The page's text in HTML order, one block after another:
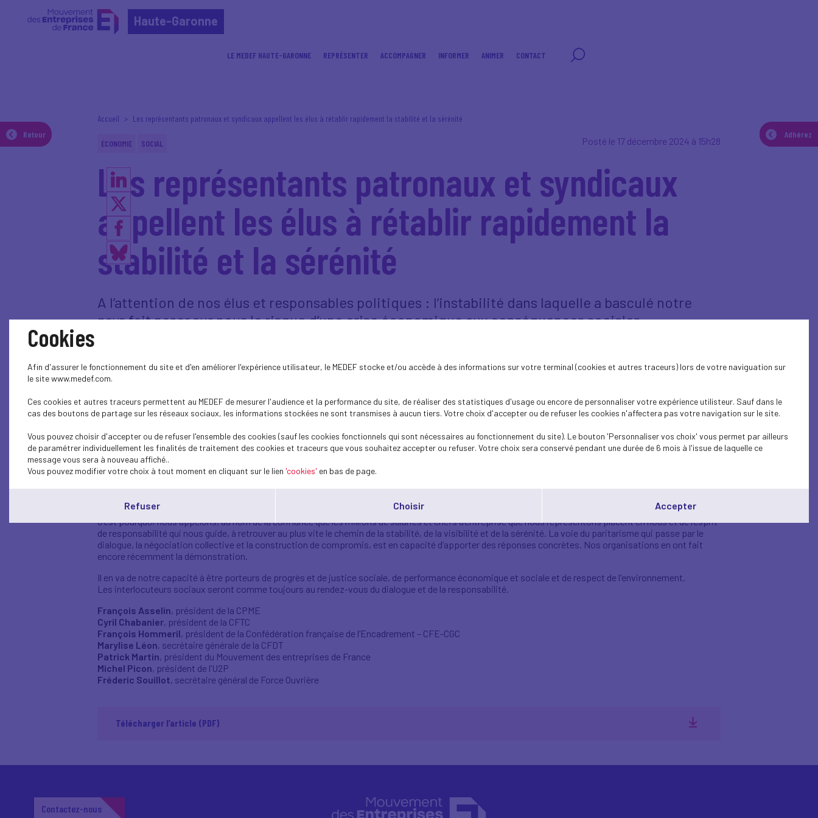
Haute-Garonne
LE MEDEF HAUTE-GARONNE REPRÉSENTER ACCOMPAGNER INFORMER ANIMER CONTACT
Retour Adhérez
Adhérez
Accueil Les représentants patronaux et syndicaux appellent les élus à rétablir rapidement la stabilité et la sérénité
Posté le 17 décembre 2024 à 15h28
ÉCONOMIE SOCIAL
Les représentants patronaux et syndicaux
appellent les élus à rétablir rapidement la
stabilité et la sérénité
A l’attention de nos élus et responsables politiques : l’instabilité dans laquelle a basculé notre
pays fait peser sur nous le risque d’une crise économique aux conséquences sociales
D’ores et déjà en France, des projets d’investissements sont gelés, les intentions d’embauches sont révisées, les défaillances d’entreprises de toutes
tailles se multiplient au point d’atteindre un niveau inconnu depuis longtemps.
Derrière ces remontées en temps réel de nos capteurs de terrain sur tout le territoire – dont toutes nos organisations disposent massivement – c’est
l’économie réelle, l’avenir des entreprises et le quotidien des salariés qui sont en jeu. Les conséquences d’une instabilité prolongée, pour notre société, sa
Dans le respect du fonctionnement de nos institutions et des choix des élus de la Nation, il est de notre devoir de vous alerter sur les risques réels qu’une
telle instabilité génère.
Comme vous, les acteurs sociaux que nous sommes – représentants des organisations syndicales et patronales - sommes profondément attachés à la
démocratie et à la démocratie sociale. Nous sommes déterminés à participer pleinement aux transformations de notre société, confrontés à une
situation budgétaire et à des mutations sans précédent, qu’elles soient technologiques, géostratégiques, démographiques ou climatiques.
C’est pourquoi nous appelons, au nom de la confiance que les millions de salariés et chefs d’entreprise que nous représentons placent en nous et de l’esprit
de responsabilité qui nous guide, à retrouver au plus vite le chemin de la stabilité, de la visibilité et de la sérénité. La voie du paritarisme qui passe par le
dialogue, la négociation collective et la construction de compromis, est en capacité d’apporter des réponses concrètes. Nos organisations en ont fait
encore récemment la démonstration.
Il en va de notre capacité à être porteurs de progrès et de justice sociale, de performance économique et sociale et de respect de l'environnement.
Les interlocuteurs sociaux seront comme toujours au rendez-vous du dialogue et de la responsabilité.
François Asselin, président de la CPME
Cyril Chabanier, président de la CFTC
François Hommeril, président de la Confédération française de l’Encadrement – CFE-CGC
Marylise Léon, secrétaire générale de la CFDT
Patrick Martin, président du Mouvement des entreprises de France
Michel Picon, président de l’U2P
Fréderic Souillot, secrétaire général de Force Ouvrière
Télécharger l’article (PDF)
Contactez-nous
Cookies
Afin d'assurer le fonctionnement du site et d'en améliorer l'expérience utilisateur, le MEDEF stocke et/ou accède à des informations sur votre terminal (cookies et autres traceurs) lors de votre naviguation sur
le site www.medef.com.
Ces cookies et autres traceurs permettent au MEDEF de mesurer l'audience et la performance du site, de réaliser des statistiques d'usage ou encore de personnaliser votre expérience utilisteur. Sauf dans le
cas des boutons de partage sur les réseaux sociaux, les informations stockées ne sont transmises à aucun tiers. Votre choix d'accepter ou de refuser les cookies n'affectera pas votre navigation sur le site.
Vous pouvez choisir d'accepter ou de refuser l'ensemble des cookies (sauf les cookies fonctionnels qui sont nécessaires au fonctionnement du site). Le bouton 'Personnaliser vos choix' vous permet par ailleurs
de paramétrer individuellement les finalités de traitement des cookies et traceurs que vous souhaitez accepter ou refuser. Votre choix sera conservé pendant une durée de 6 mois à l'issue de laquelle ce
message vous sera à nouveau affiché..
Vous pouvez modifier votre choix à tout moment en cliquant sur le lien 'cookies' en bas de page.
Refuser Choisir Accepter